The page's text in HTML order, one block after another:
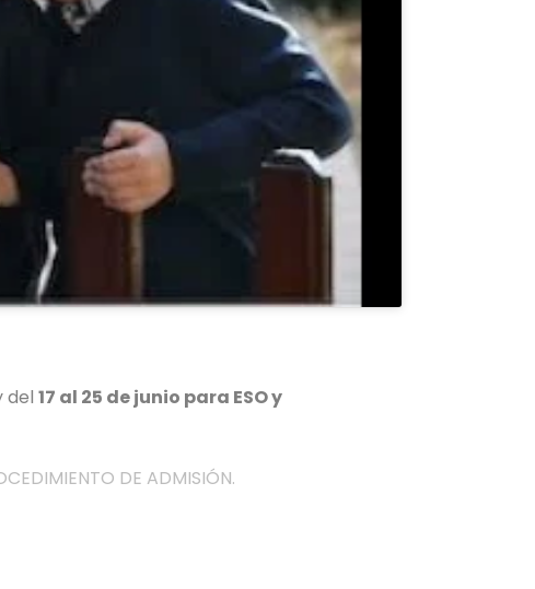
del 17 al 25 de junio para ESO y
DE ADMISIÓN.